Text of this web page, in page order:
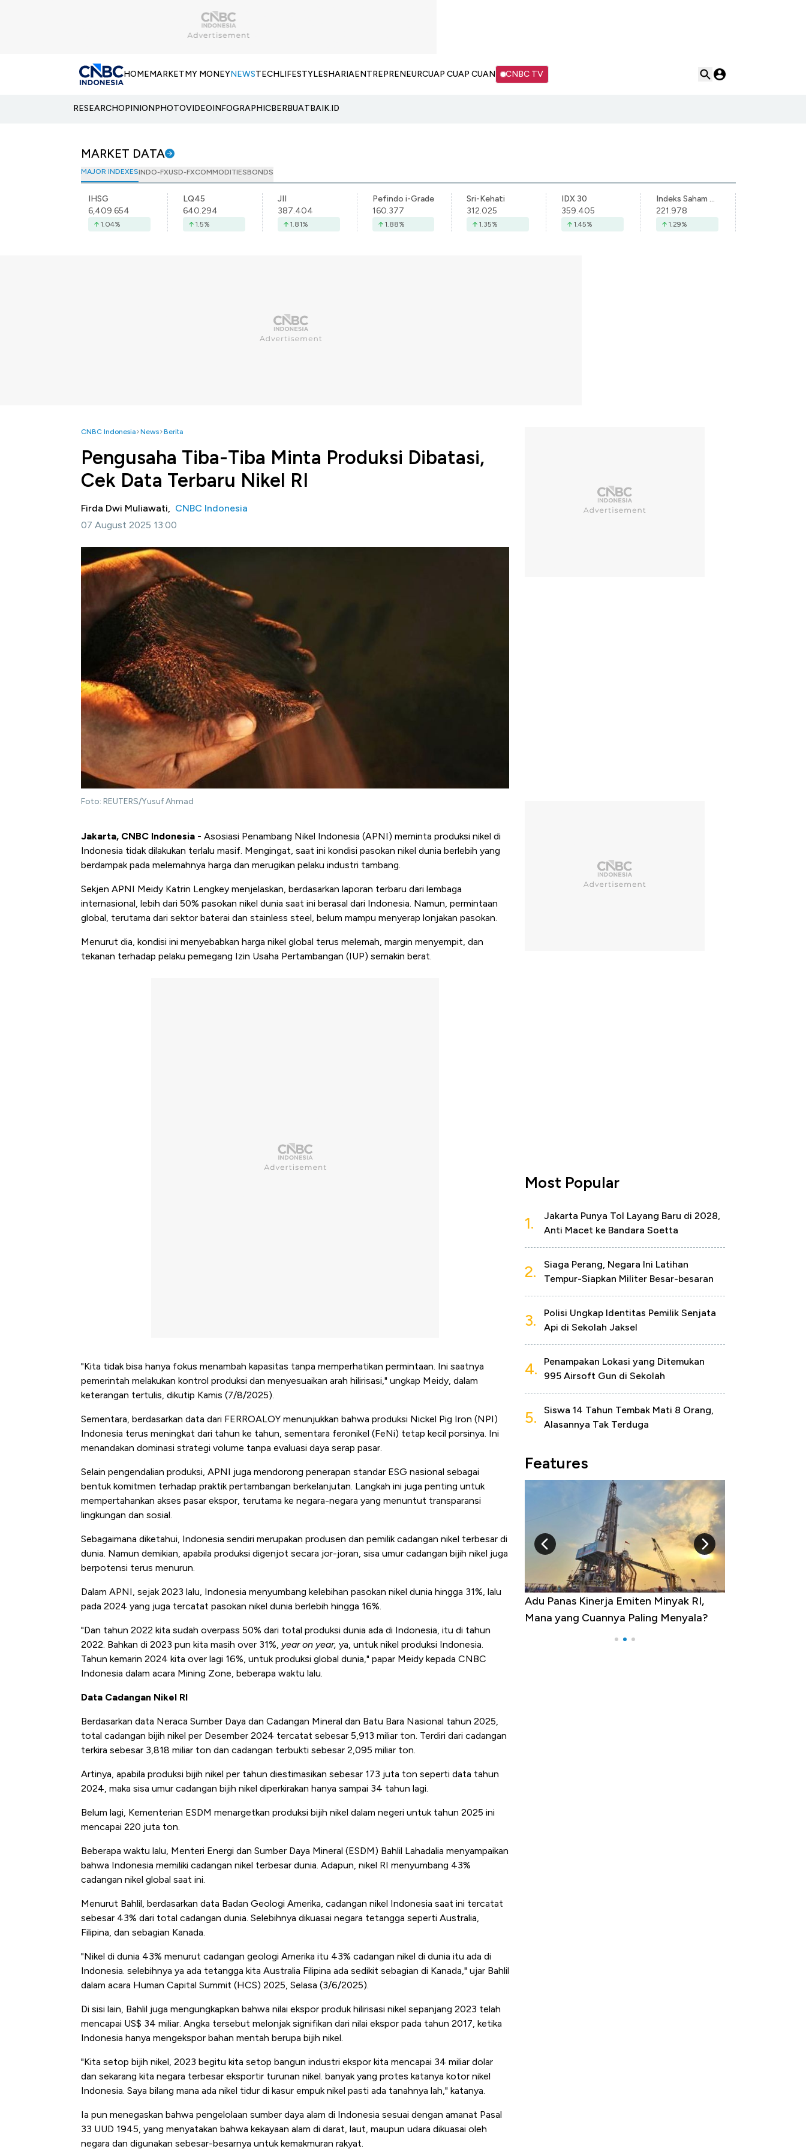
HOMEMARKETMY MONEYNEWSTECHLIFESTYLESHARIAENTREPRENEURCUAP CUAP CUAN CNBC TV
RESEARCHOPINIONPHOTOVIDEOINFOGRAPHICBERBUATBAIK.ID
MARKET DATA
MAJOR INDEXESINDO-FXUSD-FXCOMMODITIESBONDS
IHSG
6,409.654
1.04%
LQ45
640.294
1.5%
JII
387.404
1.81%
Pefindo i-Grade
160.377
1.88%
Sri-Kehati
312.025
1.35%
IDX 30
359.405
1.45%
Indeks Saham Syariah Indonesia
221.978
1.29%
CNBC Indonesia News Berita
Pengusaha Tiba-Tiba Minta Produksi Dibatasi,
Cek Data Terbaru Nikel RI
Firda Dwi Muliawati, CNBC Indonesia
07 August 2025 13:00
Foto: REUTERS/Yusuf Ahmad
Jakarta, CNBC Indonesia - Asosiasi Penambang Nikel Indonesia (APNI) meminta produksi nikel di
Indonesia tidak dilakukan terlalu masif. Mengingat, saat ini kondisi pasokan nikel dunia berlebih yang
berdampak pada melemahnya harga dan merugikan pelaku industri tambang.
Sekjen APNI Meidy Katrin Lengkey menjelaskan, berdasarkan laporan terbaru dari lembaga
internasional, lebih dari 50% pasokan nikel dunia saat ini berasal dari Indonesia. Namun, permintaan
global, terutama dari sektor baterai dan stainless steel, belum mampu menyerap lonjakan pasokan.
Menurut dia, kondisi ini menyebabkan harga nikel global terus melemah, margin menyempit, dan
tekanan terhadap pelaku pemegang Izin Usaha Pertambangan (IUP) semakin berat.
"Kita tidak bisa hanya fokus menambah kapasitas tanpa memperhatikan permintaan. Ini saatnya
pemerintah melakukan kontrol produksi dan menyesuaikan arah hilirisasi," ungkap Meidy, dalam
keterangan tertulis, dikutip Kamis (7/8/2025).
Sementara, berdasarkan data dari FERROALOY menunjukkan bahwa produksi Nickel Pig Iron (NPI)
Indonesia terus meningkat dari tahun ke tahun, sementara feronikel (FeNi) tetap kecil porsinya. Ini
menandakan dominasi strategi volume tanpa evaluasi daya serap pasar.
Selain pengendalian produksi, APNI juga mendorong penerapan standar ESG nasional sebagai
bentuk komitmen terhadap praktik pertambangan berkelanjutan. Langkah ini juga penting untuk
mempertahankan akses pasar ekspor, terutama ke negara-negara yang menuntut transparansi
lingkungan dan sosial.
Sebagaimana diketahui, Indonesia sendiri merupakan produsen dan pemilik cadangan nikel terbesar di
dunia. Namun demikian, apabila produksi digenjot secara jor-joran, sisa umur cadangan bijih nikel juga
berpotensi terus menurun.
Dalam APNI, sejak 2023 lalu, Indonesia menyumbang kelebihan pasokan nikel dunia hingga 31%, lalu
pada 2024 yang juga tercatat pasokan nikel dunia berlebih hingga 16%.
"Dan tahun 2022 kita sudah overpass 50% dari total produksi dunia ada di Indonesia, itu di tahun
2022. Bahkan di 2023 pun kita masih over 31%, year on year, ya, untuk nikel produksi Indonesia.
Tahun kemarin 2024 kita over lagi 16%, untuk produksi global dunia," papar Meidy kepada CNBC
Indonesia dalam acara Mining Zone, beberapa waktu lalu.
Data Cadangan Nikel RI
Berdasarkan data Neraca Sumber Daya dan Cadangan Mineral dan Batu Bara Nasional tahun 2025,
total cadangan bijih nikel per Desember 2024 tercatat sebesar 5,913 miliar ton. Terdiri dari cadangan
terkira sebesar 3,818 miliar ton dan cadangan terbukti sebesar 2,095 miliar ton.
Artinya, apabila produksi bijih nikel per tahun diestimasikan sebesar 173 juta ton seperti data tahun
2024, maka sisa umur cadangan bijih nikel diperkirakan hanya sampai 34 tahun lagi.
Belum lagi, Kementerian ESDM menargetkan produksi bijih nikel dalam negeri untuk tahun 2025 ini
mencapai 220 juta ton.
Beberapa waktu lalu, Menteri Energi dan Sumber Daya Mineral (ESDM) Bahlil Lahadalia menyampaikan
bahwa Indonesia memiliki cadangan nikel terbesar dunia. Adapun, nikel RI menyumbang 43%
cadangan nikel global saat ini.
Menurut Bahlil, berdasarkan data Badan Geologi Amerika, cadangan nikel Indonesia saat ini tercatat
sebesar 43% dari total cadangan dunia. Selebihnya dikuasai negara tetangga seperti Australia,
Filipina, dan sebagian Kanada.
"Nikel di dunia 43% menurut cadangan geologi Amerika itu 43% cadangan nikel di dunia itu ada di
Indonesia. selebihnya ya ada tetangga kita Australia Filipina ada sedikit sebagian di Kanada," ujar Bahlil
dalam acara Human Capital Summit (HCS) 2025, Selasa (3/6/2025).
Di sisi lain, Bahlil juga mengungkapkan bahwa nilai ekspor produk hilirisasi nikel sepanjang 2023 telah
mencapai US$ 34 miliar. Angka tersebut melonjak signifikan dari nilai ekspor pada tahun 2017, ketika
Indonesia hanya mengekspor bahan mentah berupa bijih nikel.
"Kita setop bijih nikel, 2023 begitu kita setop bangun industri ekspor kita mencapai 34 miliar dolar
dan sekarang kita negara terbesar eksportir turunan nikel. banyak yang protes katanya kotor nikel
Indonesia. Saya bilang mana ada nikel tidur di kasur empuk nikel pasti ada tanahnya lah," katanya.
Ia pun menegaskan bahwa pengelolaan sumber daya alam di Indonesia sesuai dengan amanat Pasal
33 UUD 1945, yang menyatakan bahwa kekayaan alam di darat, laut, maupun udara dikuasai oleh
negara dan digunakan sebesar-besarnya untuk kemakmuran rakyat.
Most Popular
1.
Jakarta Punya Tol Layang Baru di 2028,
Anti Macet ke Bandara Soetta
2.
Siaga Perang, Negara Ini Latihan
Tempur-Siapkan Militer Besar-besaran
3.
Polisi Ungkap Identitas Pemilik Senjata
Api di Sekolah Jaksel
4.
Penampakan Lokasi yang Ditemukan
995 Airsoft Gun di Sekolah
5.
Siswa 14 Tahun Tembak Mati 8 Orang,
Alasannya Tak Terduga
Features
Kongo Tutup Keran Ekspor, Harga
Adu Panas Kinerja Emiten Minyak RI,
Mana yang Cuannya Paling Menyala?